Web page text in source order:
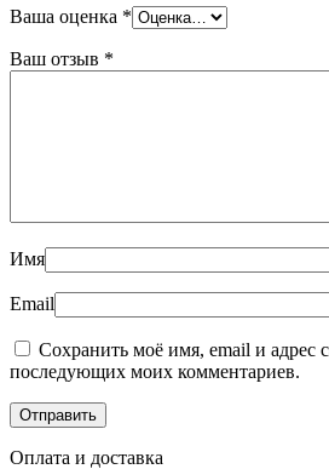
Ваша оценка *
Ваш отзыв *
Имя
Email
Сохранить моё имя, email и адрес
последующих моих комментариев.
Оплата и доставка